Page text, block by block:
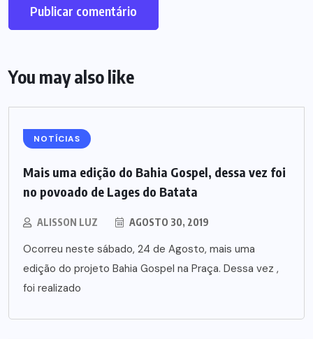
You may also like
NOTÍCIAS
Mais uma edição do Bahia Gospel, dessa vez foi
no povoado de Lages do Batata
ALISSON LUZ AGOSTO 30, 2019
Ocorreu neste sábado, 24 de Agosto, mais uma
edição do projeto Bahia Gospel na Praça. Dessa vez ,
foi realizado